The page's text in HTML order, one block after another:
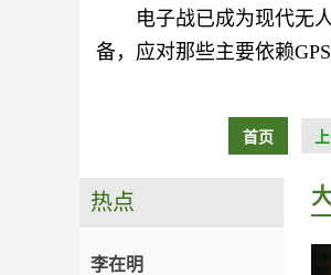
电子战已成为现代无
备，应对那些主要依赖
首页
热点
李在明